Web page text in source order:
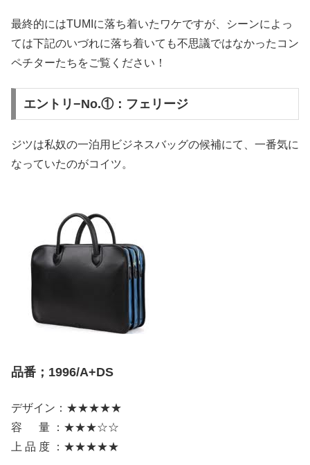
最終的にはTUMIに落ち着いたワケですが、シーンによっ
ては下記のいづれに落ち着いても不思議ではなかったコン
ペチターたちをご覧ください！
エントリ−No.①：フェリージ
ジツは私奴の一泊用ビジネスバッグの候補にて、一番気に
なっていたのがコイツ。
品番；1996/A+DS
デザイン：★★★★★
容 量 ：★★★☆☆
上 品 度 ：★★★★★